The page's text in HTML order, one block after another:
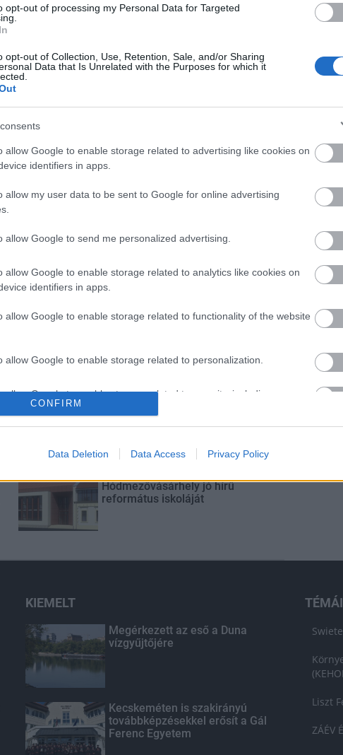
opt-out of processing my Personal Data for Targeted
opt-out of Collection, Use, Retention, Sale, and/or Sharing
Data that Is Unrelated with the Purposes for which it
allow Google to enable storage related to advertising like cookies on
identifiers in apps.
allow my user data to be sent to Google for online advertising
allow Google to send me personalized advertising.
allow Google to enable storage related to analytics like cookies on
identifiers in apps.
allow Google to enable storage related to functionality of the website
allow Google to enable storage related to personalization.
allow Google to enable storage related to security, including
functionality and fraud prevention, and other user protection.
CONFIRM
Data Deletion Data Access Privacy Policy
károkat okoz a hosszan tartó esőzés.
Történelmi táj, amelynek minden
Angolkert
M1 bővítés: már zajlik a teljesen új
Új gyalogosátkelők és jelzőlámpás
Hódmezővásárhely jó hírű
református iskoláját
KIEMELT
Megérkezett az eső a Duna
vízgyűjtőjére
Kecskeméten is szakirányú
továbbképzésekkel erősít a Gál
Ferenc Egyetem
Liszt
ZÁÉV